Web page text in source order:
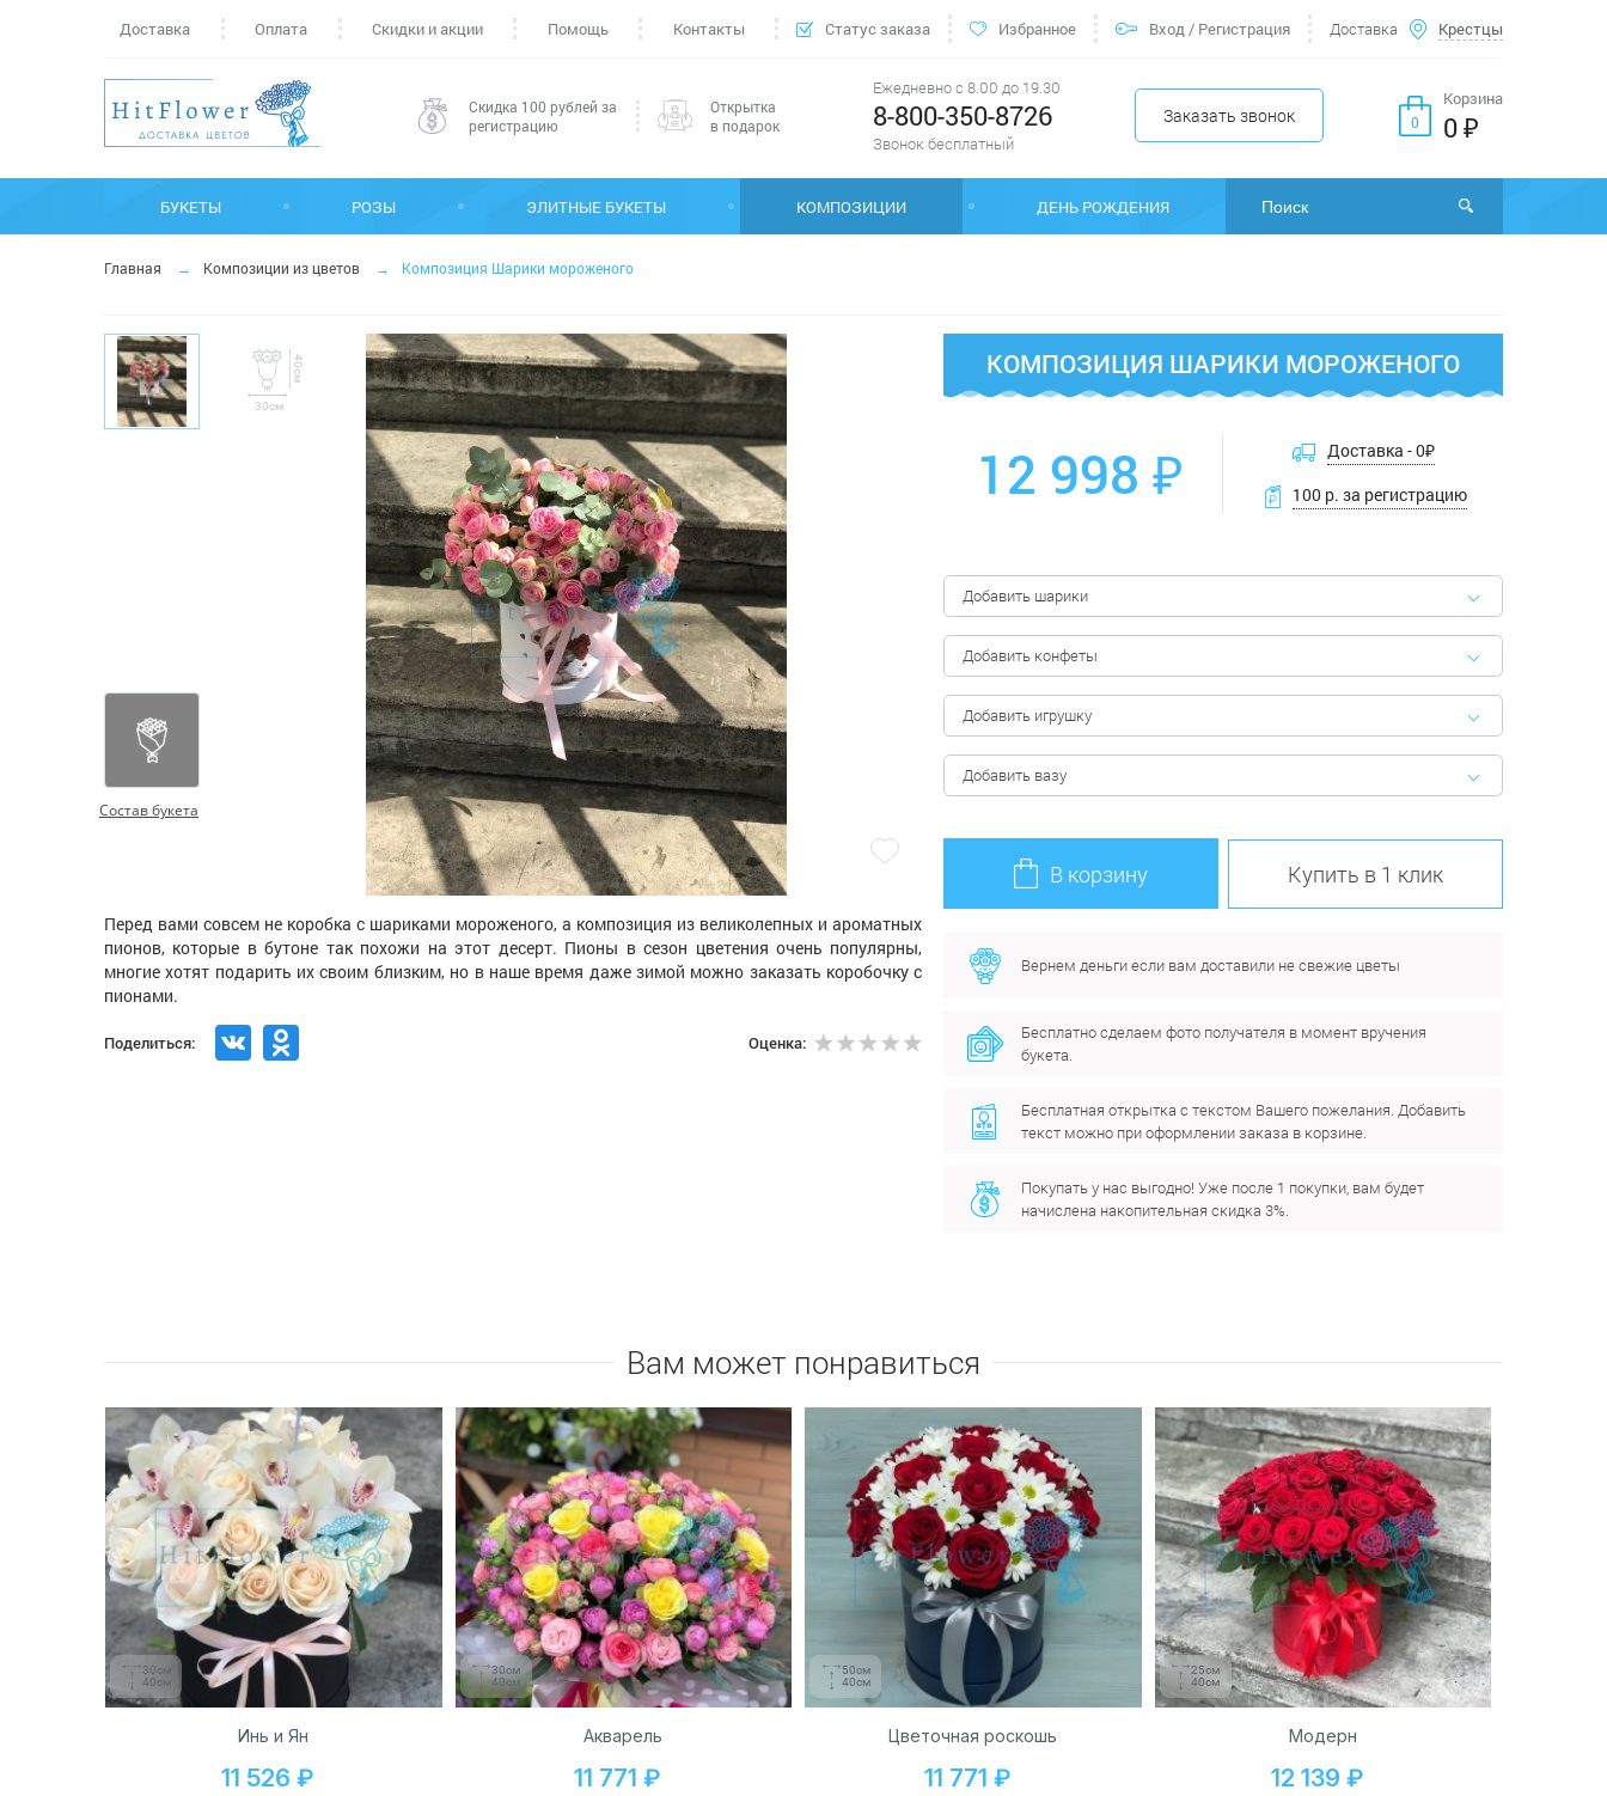
Доставка Оплата Скидки и акции Помощь Контакты Статус заказа Избранное Вход/ Регистрация Доставка Крестцы
Скидка 100 рублей за
регистрацию
Открытка
в подарок
Ежедневно с 8.00 до 19.30
8-800-350-8726
Звонок бесплатный
Заказать звонок 0
Корзина
0 ₽
БУКЕТЫ РОЗЫ ЭЛИТНЫЕ БУКЕТЫ КОМПОЗИЦИИ ДЕНЬ РОЖДЕНИЯ
Главная Композиции из цветов Композиция Шарики мороженого
Состав букета
30см
40см
Перед вами совсем не коробка с шариками мороженого, а композиция из великолепных и ароматных
пионов, которые в бутоне так похожи на этот десерт. Пионы в сезон цветения очень популярны,
многие хотят подарить их своим близким, но в наше время даже зимой можно заказать коробочку с
пионами.
Поделиться: Оценка:
КОМПОЗИЦИЯ ШАРИКИ МОРОЖЕНОГО
12 998 ₽ Доставка -0₽
100 р. за регистрацию
Добавить шарики
Добавить конфеты
Добавить игрушку
Добавить вазу
В корзину Купить в 1 клик
Вернем деньги если вам доставили не свежие цветы
Бесплатно сделаем фото получателя в момент вручения
букета.
Бесплатная открытка с текстом Вашего пожелания. Добавить
текст можно при оформлении заказа в корзине.
Покупать у нас выгодно! Уже после 1 покупки, вам будет
начислена накопительная скидка 3%.
Вам может понравиться
30см
40см
Инь и Ян
11 526 ₽
30см
40см
Акварель
11 771 ₽
50см
40см
Цветочная роскошь
11 771 ₽
25см
40см
Модерн
12 139 ₽